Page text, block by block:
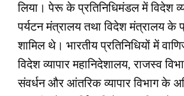
लिया। पेरू के प्रतिनिधिमंडल में विदेश
पर्यटन मंत्रालय तथा विदेश मंत्रालय के
शामिल थे। भारतीय प्रतिनिधियों में
विदेश व्यापार महानिदेशालय, राजस्व
संवर्धन और आंतरिक व्यापार विभाग के